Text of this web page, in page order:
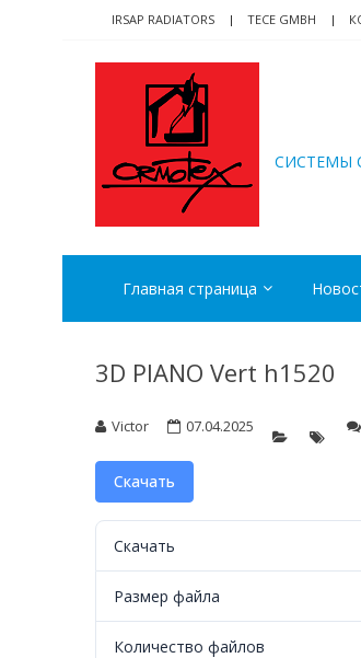
navigation
content
IRSAP RADIATORS TECE GMBH
CИСТЕМЫ
Главная страница
3D PIANO Vert h1520
Victor 07.04.2025
Скачать
Скачать
Размер файла
Количество файлов